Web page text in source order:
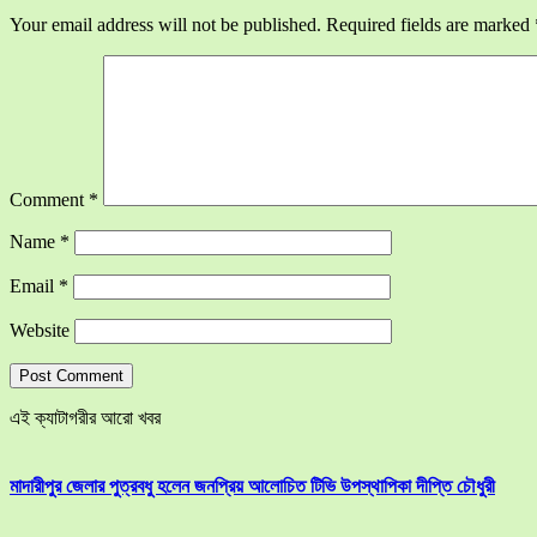
Your email address will not be published. Required fields are marked
Comment *
Name *
Email *
Website
এই ক্যাটাগরীর আরো খবর
মাদারীপুর জেলার পুত্রবধু হলেন জনপ্রিয় আলোচিত টিভি উপস্থাপিকা দীপ্তি চৌধুরী